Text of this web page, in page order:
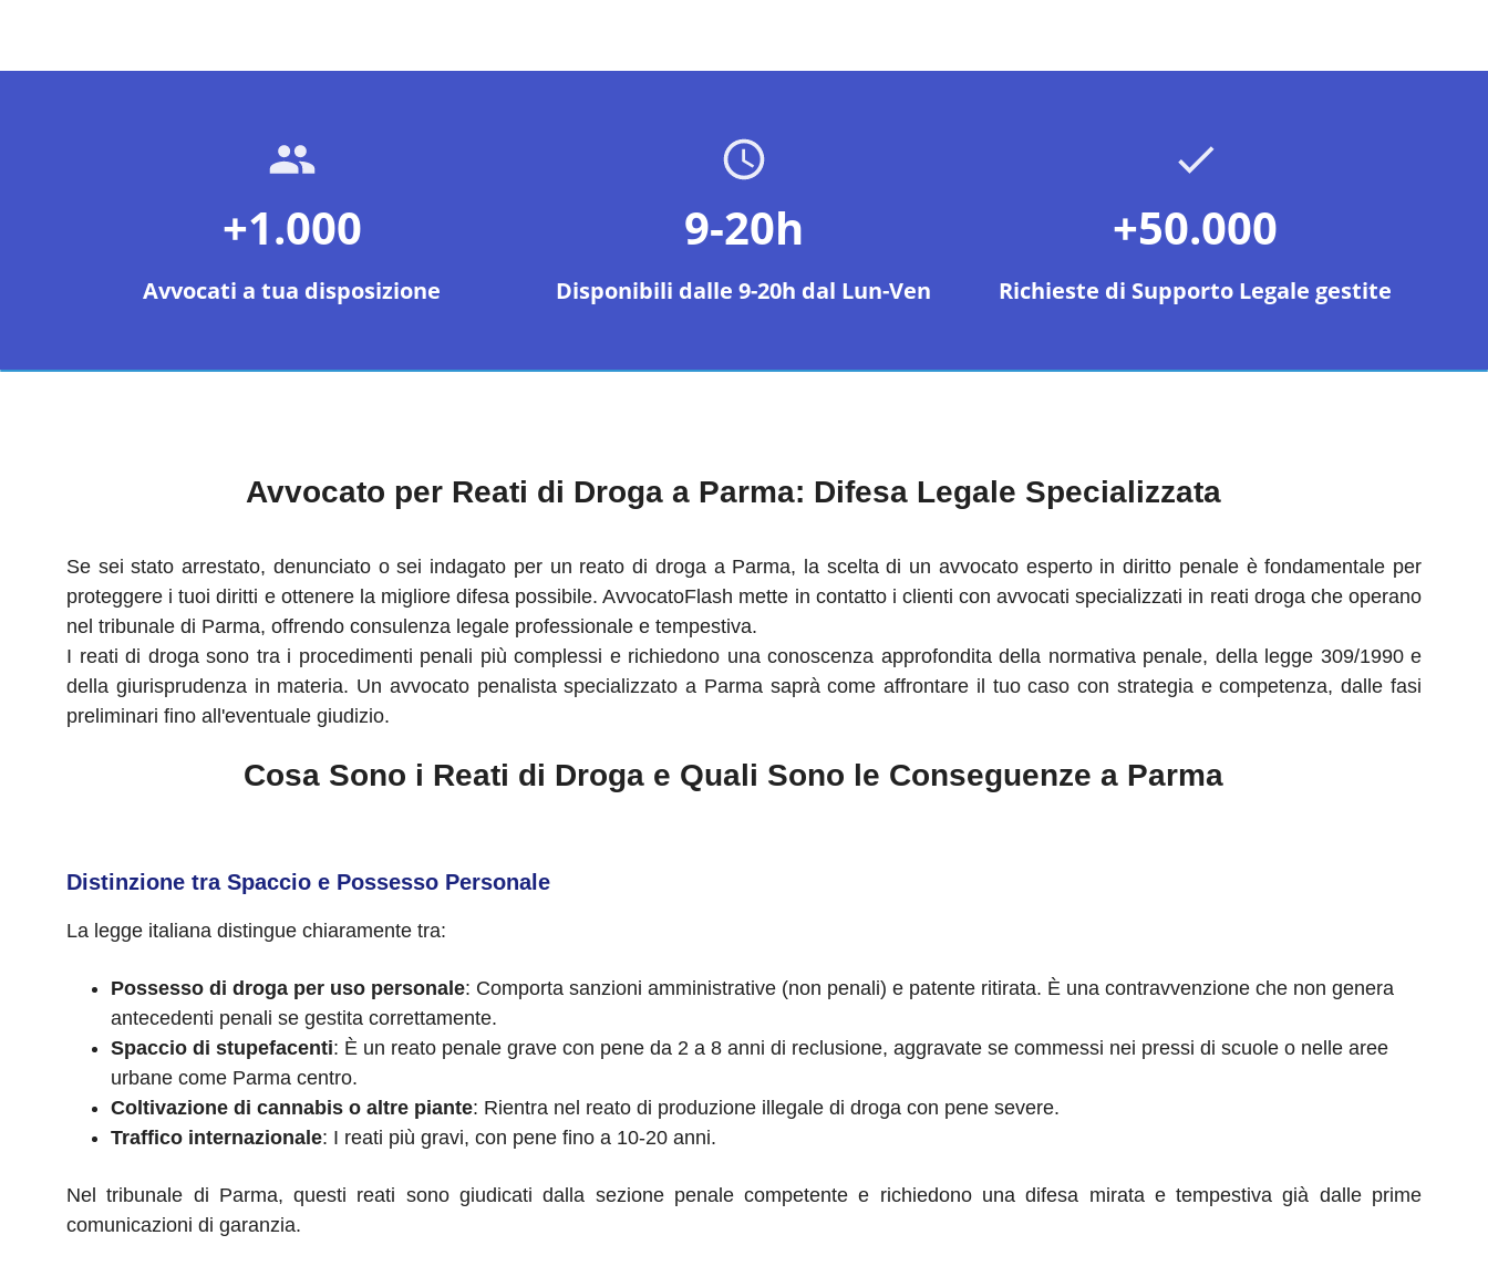
+1.000
Avvocati a tua disposizione
9-20h
Disponibili dalle 9-20h dal Lun-Ven
+50.000
Richieste di Supporto Legale gestite
Avvocato per Reati di Droga a Parma: Difesa Legale Specializzata
Se sei stato arrestato, denunciato o sei indagato per un reato di droga a Parma, la scelta di un avvocato esperto in diritto penale è fondamentale per
proteggere i tuoi diritti e ottenere la migliore difesa possibile. AvvocatoFlash mette in contatto i clienti con avvocati specializzati in reati droga che operano
nel tribunale di Parma, offrendo consulenza legale professionale e tempestiva.
I reati di droga sono tra i procedimenti penali più complessi e richiedono una conoscenza approfondita della normativa penale, della legge 309/1990 e
della giurisprudenza in materia. Un avvocato penalista specializzato a Parma saprà come affrontare il tuo caso con strategia e competenza, dalle fasi
preliminari fino all'eventuale giudizio.
Cosa Sono i Reati di Droga e Quali Sono le Conseguenze a Parma
Distinzione tra Spaccio e Possesso Personale
La legge italiana distingue chiaramente tra:
Possesso di droga per uso personale: Comporta sanzioni amministrative (non penali) e patente ritirata. È una contravvenzione che non genera
antecedenti penali se gestita correttamente.
Spaccio di stupefacenti: È un reato penale grave con pene da 2 a 8 anni di reclusione, aggravate se commessi nei pressi di scuole o nelle aree
urbane come Parma centro.
Coltivazione di cannabis o altre piante: Rientra nel reato di produzione illegale di droga con pene severe.
Traffico internazionale: I reati più gravi, con pene fino a 10-20 anni.
Nel tribunale di Parma, questi reati sono giudicati dalla sezione penale competente e richiedono una difesa mirata e tempestiva già dalle prime
comunicazioni di garanzia.